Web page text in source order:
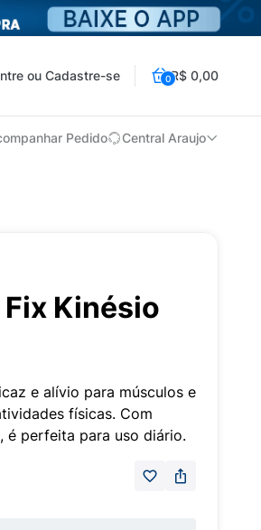
ou Cadastre-se 0R$ 0,00
Pedido Central Araujo
Kinésio
e alívio para músculos e
físicas. Com
é perfeita para uso diário.